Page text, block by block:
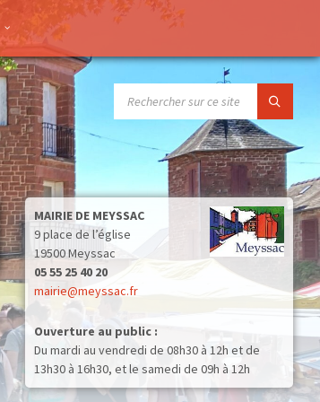
MAIRIE DE MEYSSAC
9 place de l’église
19500 Meyssac
05 55 25 40 20
mairie@meyssac.fr
Ouverture au public :
Du mardi au vendredi de 08h30 à 12h et de
13h30 à 16h30, et le samedi de 09h à 12h